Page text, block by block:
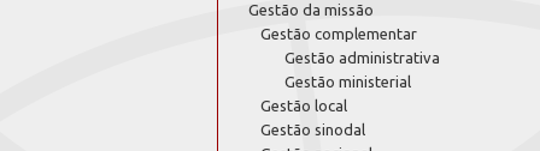
Gestão da missão
Gestão complementar
Gestão administrativa
Gestão ministerial
Gestão local
Gestão sinodal